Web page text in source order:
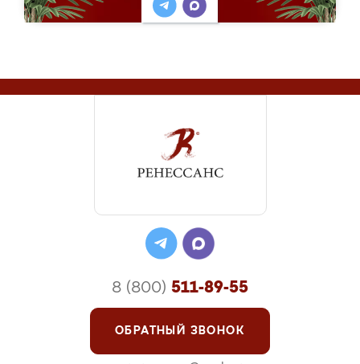
8 (800) 511-89-55
ОБРАТНЫЙ ЗВОНОК